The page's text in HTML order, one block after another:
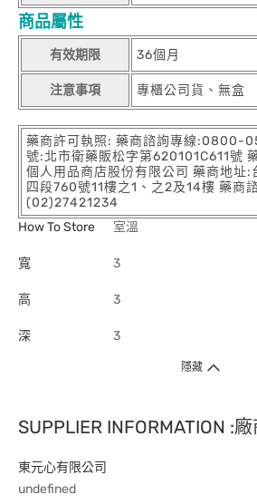
商品屬性
有效期限 36個月
注意事項 專櫃公司貨、無盒
藥商許可執照: 藥商諮詢專線:0800-
號:北市衛藥販松字第620101C611號
個人用品商店股份有限公司 藥商地址:
四段760號11樓之1、之2及14樓 藥商
(02)27421234
How To Store
室溫
寬 3
高 3
深 3
隱藏
SUPPLIER INFORMATION :
東元心有限公司
undefined